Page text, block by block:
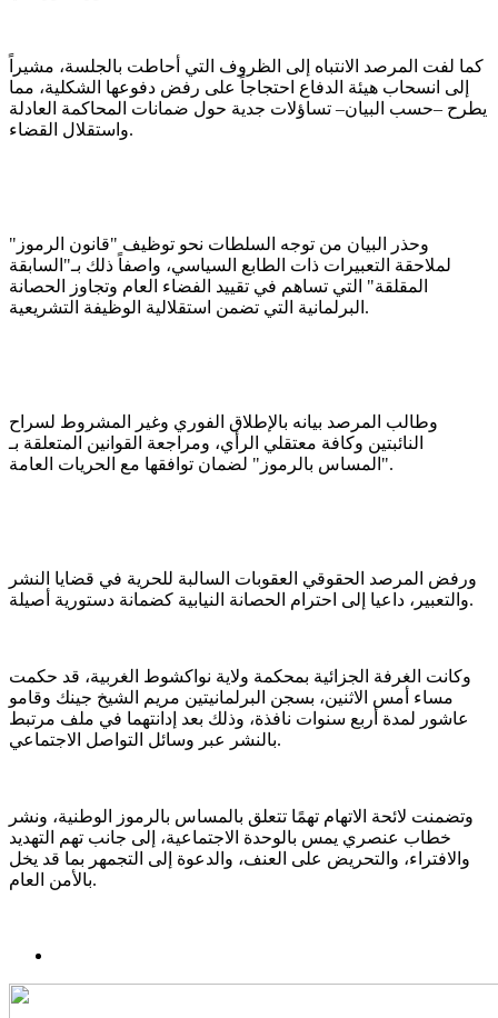
كما لفت المرصد الانتباه إلى الظروف التي أحاطت بالجلسة، مشيراً
إلى انسحاب هيئة الدفاع احتجاجاً على رفض دفوعها الشكلية، مما
يطرح –حسب البيان– تساؤلات جدية حول ضمانات المحاكمة العادلة
واستقلال القضاء.
وحذر البيان من توجه السلطات نحو توظيف "قانون الرموز"
لملاحقة التعبيرات ذات الطابع السياسي، واصفاً ذلك بـ"السابقة
المقلقة" التي تساهم في تقييد الفضاء العام وتجاوز الحصانة
البرلمانية التي تضمن استقلالية الوظيفة التشريعية.
وطالب المرصد بيانه بالإطلاق الفوري وغير المشروط لسراح
النائبتين وكافة معتقلي الرأي، ومراجعة القوانين المتعلقة بـ
"المساس بالرموز" لضمان توافقها مع الحريات العامة.
ورفض المرصد الحقوقي العقوبات السالبة للحرية في قضايا النشر
والتعبير، داعيا إلى احترام الحصانة النيابية كضمانة دستورية أصيلة.
وكانت الغرفة الجزائية بمحكمة ولاية نواكشوط الغربية، قد حكمت
مساء أمس الاثنين، بسجن البرلمانيتين مريم الشيخ جينك وقامو
عاشور لمدة أربع سنوات نافذة، وذلك بعد إدانتهما في ملف مرتبط
بالنشر عبر وسائل التواصل الاجتماعي.
وتضمنت لائحة الاتهام تهمًا تتعلق بالمساس بالرموز الوطنية، ونشر
خطاب عنصري يمس بالوحدة الاجتماعية، إلى جانب تهم التهديد
والافتراء، والتحريض على العنف، والدعوة إلى التجمهر بما قد يخل
بالأمن العام.